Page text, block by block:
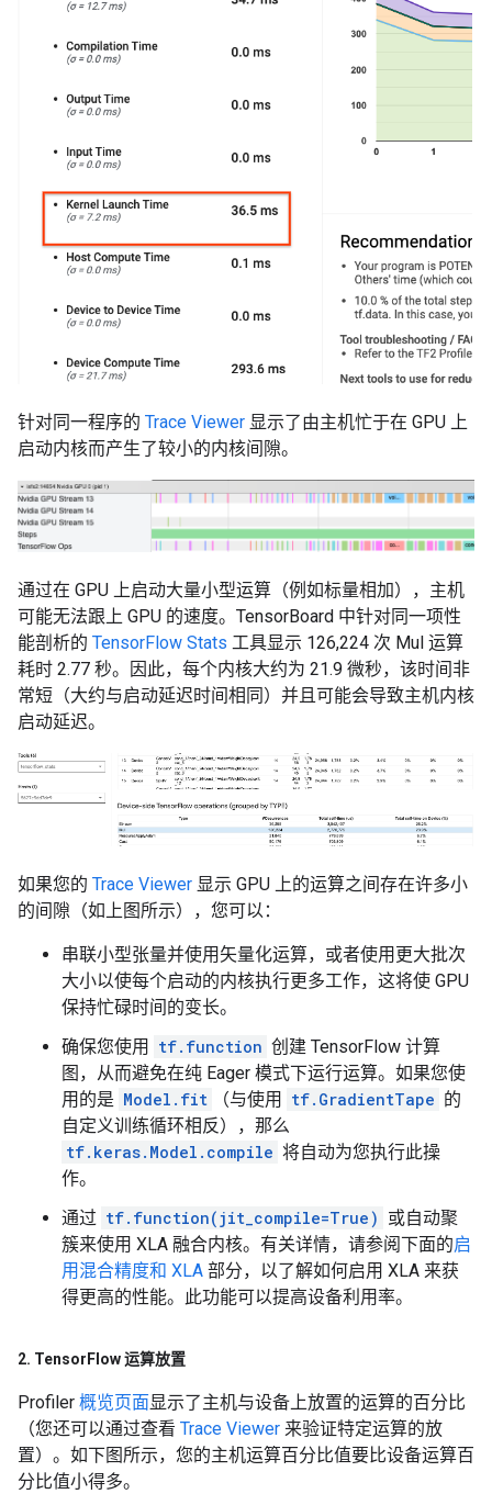
针对同一程序的 Trace Viewer 显示了由主机忙于在 GPU 上
启动内核而产生了较小的内核间隙。
通过在 GPU 上启动大量小型运算（例如标量相加），主机
可能无法跟上 GPU 的速度。TensorBoard 中针对同一项性
能剖析的 TensorFlow Stats 工具显示 126,224 次 Mul 运算
耗时 2.77 秒。因此，每个内核大约为 21.9 微秒，该时间非
常短（大约与启动延迟时间相同）并且可能会导致主机内核
启动延迟。
如果您的 Trace Viewer 显示 GPU 上的运算之间存在许多小
的间隙（如上图所示），您可以：
串联小型张量并使用矢量化运算，或者使用更大批次
大小以使每个启动的内核执行更多工作，这将使 GPU
保持忙碌时间的变长。
确保您使用
tf.function 创建 TensorFlow 计算
图，从而避免在纯 Eager 模式下运行运算。如果您使
用的是 Model.fit （与使用 tf.GradientTape 的
自定义训练循环相反），那么
tf.keras.Model.compile 将自动为您执行此操
作。
通过 tf.function(jit_compile=True) 或自动聚
簇来使用 XLA 融合内核。有关详情，请参阅下面的启
用混合精度和 XLA 部分，以了解如何启用 XLA 来获
得更高的性能。此功能可以提高设备利用率。
2. Tensor Flow 运算放置
Profiler 概览页面显示了主机与设备上放置的运算的百分比
（您还可以通过查看 Trace Viewer 来验证特定运算的放
置）。如下图所示，您的主机运算百分比值要比设备运算百
分比值小得多。